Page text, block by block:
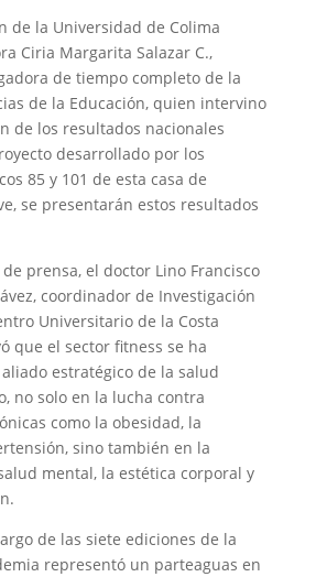
de la Universidad de Colima
Ciria Margarita Salazar C.,
de tiempo completo de la
de la Educación, quien intervino
de los resultados nacionales
desarrollado por los
85 y 101 de esta casa de
se presentarán estos resultados
prensa, el doctor Lino Francisco
coordinador de Investigación
Universitario de la Costa
que el sector fitness se ha
estratégico de la salud
no solo en la lucha contra
como la obesidad, la
sino también en la
mental, la estética corporal y
de las siete ediciones de la
representó un parteaguas en